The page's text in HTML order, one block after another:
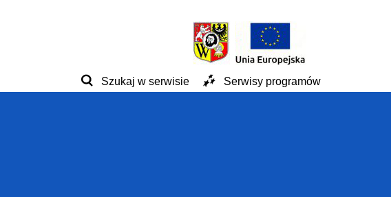
Szukaj w serwisie Serwisy programów